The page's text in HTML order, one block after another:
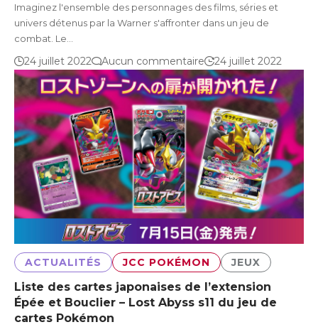
Imaginez l'ensemble des personnages des films, séries et
univers détenus par la Warner s'affronter dans un jeu de
combat. Le…
24 juillet 2022 Aucun commentaire 24 juillet 2022
ACTUALITÉS JCC POKÉMON JEUX
Liste des cartes japonaises de l’extension
Épée et Bouclier – Lost Abyss s11 du jeu de
cartes Pokémon